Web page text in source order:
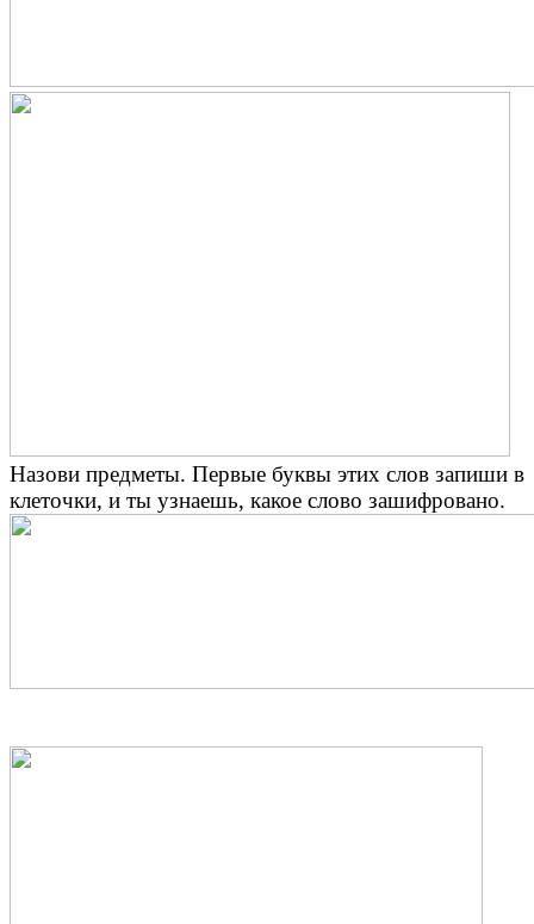
Назови предметы. Первые буквы этих слов запиши в
клеточки, и ты узнаешь, какое слово зашифровано.